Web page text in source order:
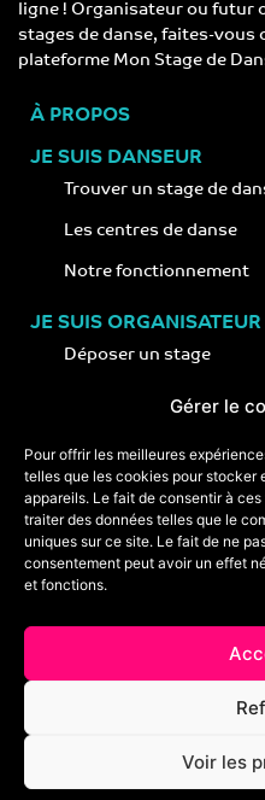
Gérer le
Pour offrir les meilleures
telles que les cookies pour stocker
appareils. Le fait de consentir à
traiter des données telles que le
uniques sur ce site. Le fait de ne
consentement peut avoir un effet
et fonctions.
Voir les
ligne ! Organisateur ou futur
stages de danse, faites-vous
plateforme Mon Stage de
À PROPOS
JE SUIS DANSEUR
Trouver un stage de
Les centres de danse
Notre fonctionnement
JE SUIS ORGANISATEUR
Déposer un stage
Notre concept
CONTACT
+33 (0)6 74 89 64 59
Crédits & mentions légales
Politique de cookies